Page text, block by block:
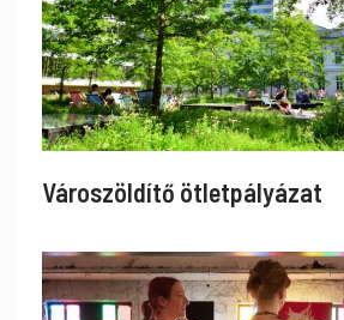
Városzöldítő ötletpályázat